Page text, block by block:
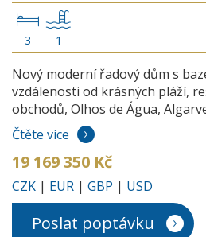
3 1
Nový moderní řadový dům s
vzdálenosti od krásných pláží,
obchodů, Olhos de Água,
Čtěte více
19 169 350 Kč
CZK | EUR | GBP | USD
Poslat poptávku